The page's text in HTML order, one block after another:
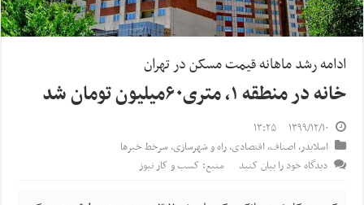
ادامه رشد ماهانه قیمت مسکن در تهران
خانه در منطقه ۱، متری۶۰میلیون تومان شد
۱۳۹۹/۱۲/۱۰
۱۳:۲۵
اسلایدر,اصناف,اقتصادی,راه و شهرسازی,سرخط خبرها
دیدگاه خود را بیان کنید
منبع: کسب و کار نیوز